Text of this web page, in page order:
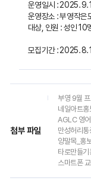
운영일시 : 2025. 9.
운영장소 : 부영작은
대상, 인원 : 성인 10
모집기간 : 2025. 8.
첨부 파일
부영 9월
네일아트
AGLC 영
만성허리
양말목_홍
타로만들
스마트폰